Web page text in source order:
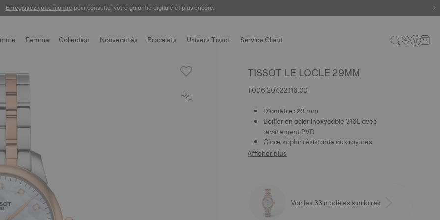
Enregistrez votre montre pour consulter votre garantie digitale et plus encore.
Femme Collection Nouveautés Bracelets Univers Tissot Service Client
TISSOT LE LOCLE 29MM
T006.207.22.116.00
Diamètre : 29 mm
Boîtier en acier inoxydable 316L avec
revêtement PVD
Glace saphir résistante aux rayures
Afficher plus
Voir les 33 modèles similaires